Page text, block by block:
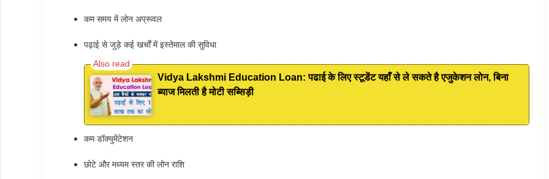
कम समय में लोन अप्रूवल
पढ़ाई से जुड़े कई खर्चों में इस्तेमाल की सुविधा
Vidya Lakshmi Education Loan: पढाई के लिए स्टूडेंट यहाँ से ले सकते है एजुकेशन लोन, बिना
ब्याज मिलती है मोटी सब्सिड़ी
कम डॉक्युमेंटेशन
छोटे और मध्यम स्तर की लोन राशि